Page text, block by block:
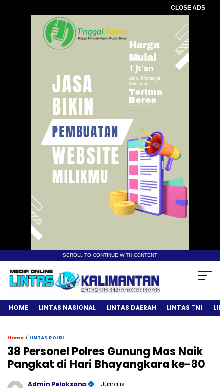
CLOSE ADS
SCROLL TO CONTINUE WITH CONTENT
HOME LINTAS NASIONAL LINTAS DAERAH LINTAS TNI
Home / LINTAS POLRI
38 Personel Polres Gunung Mas Naik
Pangkat di Hari Bhayangkara ke-80
Admin Pelaksana
- Jurnalis